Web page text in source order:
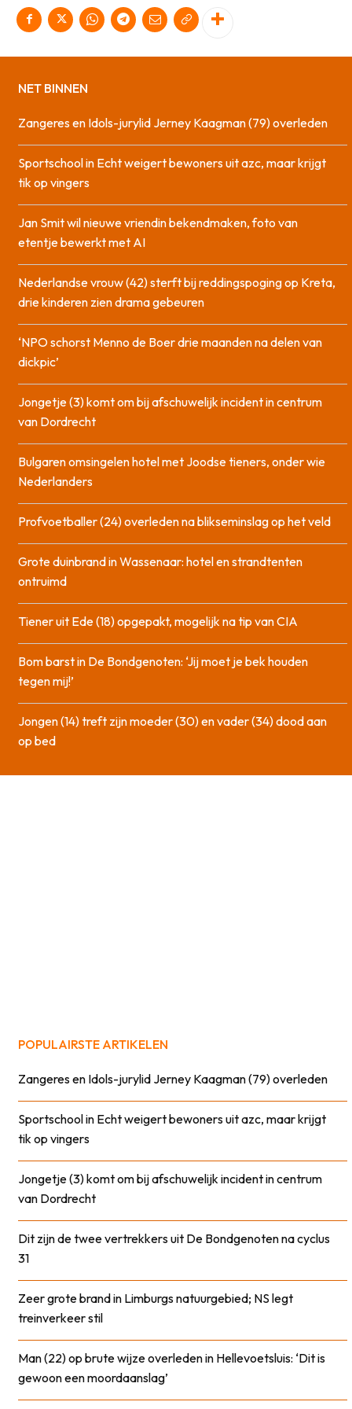
NET BINNEN
Zangeres en Idols-jurylid Jerney Kaagman (79) overleden
Sportschool in Echt weigert bewoners uit azc, maar krijgt
tik op vingers
Jan Smit wil nieuwe vriendin bekendmaken, foto van
etentje bewerkt met AI
Nederlandse vrouw (42) sterft bij reddingspoging op Kreta,
drie kinderen zien drama gebeuren
‘NPO schorst Menno de Boer drie maanden na delen van
dickpic’
Jongetje (3) komt om bij afschuwelijk incident in centrum
van Dordrecht
Bulgaren omsingelen hotel met Joodse tieners, onder wie
Nederlanders
Profvoetballer (24) overleden na blikseminslag op het veld
Grote duinbrand in Wassenaar: hotel en strandtenten
ontruimd
Tiener uit Ede (18) opgepakt, mogelijk na tip van CIA
Bom barst in De Bondgenoten: ‘Jij moet je bek houden
tegen mij!’
Jongen (14) treft zijn moeder (30) en vader (34) dood aan
op bed
POPULAIRSTE ARTIKELEN
Zangeres en Idols-jurylid Jerney Kaagman (79) overleden
Sportschool in Echt weigert bewoners uit azc, maar krijgt
tik op vingers
Jongetje (3) komt om bij afschuwelijk incident in centrum
van Dordrecht
Dit zijn de twee vertrekkers uit De Bondgenoten na cyclus
31
Zeer grote brand in Limburgs natuurgebied; NS legt
treinverkeer stil
Man (22) op brute wijze overleden in Hellevoetsluis: ‘Dit is
gewoon een moordaanslag’